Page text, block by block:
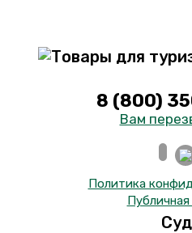
8 (800)
Вам
Политика